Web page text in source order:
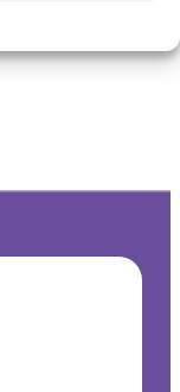
en Schildklier